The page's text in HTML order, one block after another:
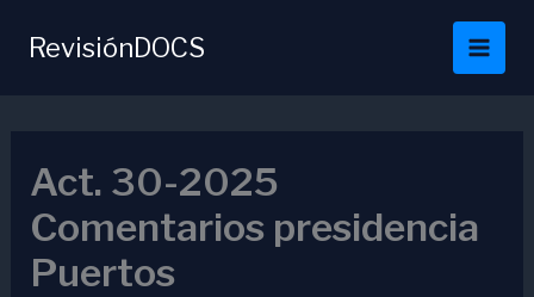
RevisiónDOCS
Act. 30-2025
Comentarios presidencia
Puertos